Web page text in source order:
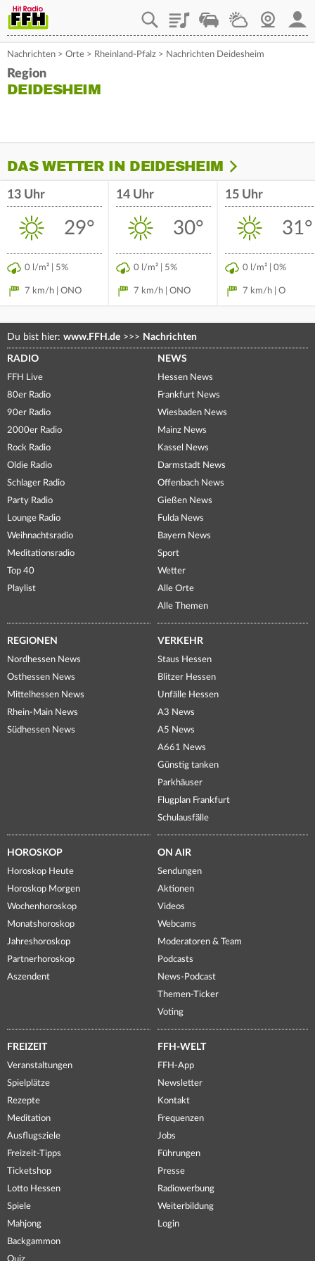
PlaylistStaupilotWetterWebcam
Nachrichten > Orte > Rheinland-Pfalz > Nachrichten Deidesheim
Region
DEIDESHEIM
DAS WETTER IN DEIDESHEIM
13 Uhr
29°
0 l/m² | 5%
7 km/h | ONO
14 Uhr
30°
0 l/m² | 5%
7 km/h | ONO
15 Uhr
31°
0 l/m² | 0%
7 km/h | O
Du bist hier: www.FFH.de >>> Nachrichten
RADIO
FFH Live
80er Radio
90er Radio
2000er Radio
Rock Radio
Oldie Radio
Schlager Radio
Party Radio
Lounge Radio
Weihnachtsradio
Meditationsradio
Top 40
Playlist
NEWS
Hessen News
Frankfurt News
Wiesbaden News
Mainz News
Kassel News
Darmstadt News
Offenbach News
Gießen News
Fulda News
Bayern News
Sport
Wetter
Alle Orte
Alle Themen
REGIONEN
Nordhessen News
Osthessen News
Mittelhessen News
Rhein-Main News
Südhessen News
VERKEHR
Staus Hessen
Blitzer Hessen
Unfälle Hessen
A3 News
A5 News
A661 News
Günstig tanken
Parkhäuser
Flugplan Frankfurt
Schulausfälle
HOROSKOP
Horoskop Heute
Horoskop Morgen
Wochenhoroskop
Monatshoroskop
Jahreshoroskop
Partnerhoroskop
Aszendent
ON AIR
Sendungen
Aktionen
Videos
Webcams
Moderatoren & Team
Podcasts
News-Podcast
Themen-Ticker
Voting
FREIZEIT
Veranstaltungen
Spielplätze
Rezepte
Meditation
Ausflugsziele
Freizeit-Tipps
Ticketshop
Lotto Hessen
Spiele
Mahjong
Backgammon
FFH-WELT
FFH-App
Newsletter
Kontakt
Frequenzen
Jobs
Führungen
Presse
Radiowerbung
Weiterbildung
Login